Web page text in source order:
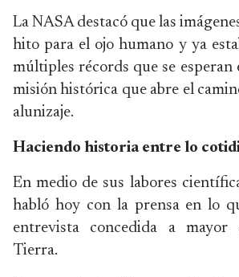
La NASA destacó que las
hito para el ojo humano y ya
múltiples récords que se esperan
misión histórica que abre el
alunizaje.
Haciendo historia entre lo
En medio de sus labores
habló hoy con la prensa en lo
entrevista concedida a
Tierra.